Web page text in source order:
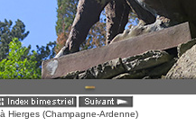
Hierges (Champagne-Ardenne)